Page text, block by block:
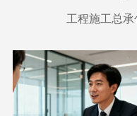
工程施工总